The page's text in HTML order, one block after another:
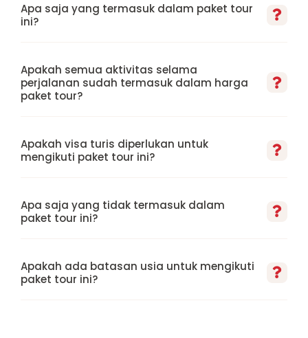
Apa saja yang termasuk dalam paket tour
ini?
Apakah semua aktivitas selama
perjalanan sudah termasuk dalam harga
paket tour?
Apakah visa turis diperlukan untuk
mengikuti paket tour ini?
Apa saja yang tidak termasuk dalam
paket tour ini?
Apakah ada batasan usia untuk mengikuti
paket tour ini?